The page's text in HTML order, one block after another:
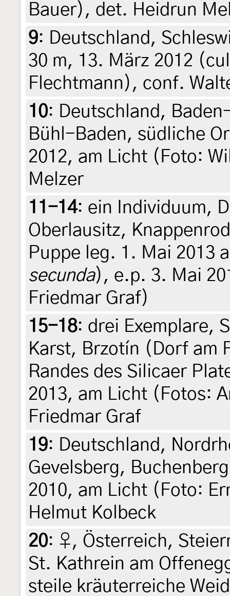
Bauer), det. Heidrun
9: Deutschland,
30 m, 13. März 2012
Flechtmann), conf.
10: Deutschland,
Bühl-Baden, südliche
2012, am Licht (Foto:
Melzer
11-14: ein Individuum,
Oberlausitz,
Puppe leg. 1. Mai 2013
secunda), e.p. 3. Mai
Friedmar Graf)
15-18: drei Exemplare,
Karst, Brzotín (Dorf am
Randes des Silicaer
2013, am Licht (Fotos:
Friedmar Graf
19: Deutschland,
Gevelsberg,
2010, am Licht (Foto:
Helmut Kolbeck
20: ♀, Österreich,
St. Kathrein am
steile kräuterreiche